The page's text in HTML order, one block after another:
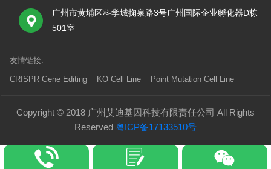
广州市黄埔区科学城掬泉路3号广州国际企业孵化器D栋
501室
友情链接:
CRISPR Gene Editing KO Cell Line Point Mutation Cell Line
Copyright © 2018 广州艾迪基因科技有限责任公司 All Rights
Reserved 粤ICP备17133510号